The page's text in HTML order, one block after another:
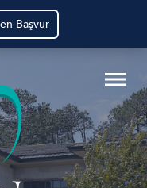
Hemen Başvur